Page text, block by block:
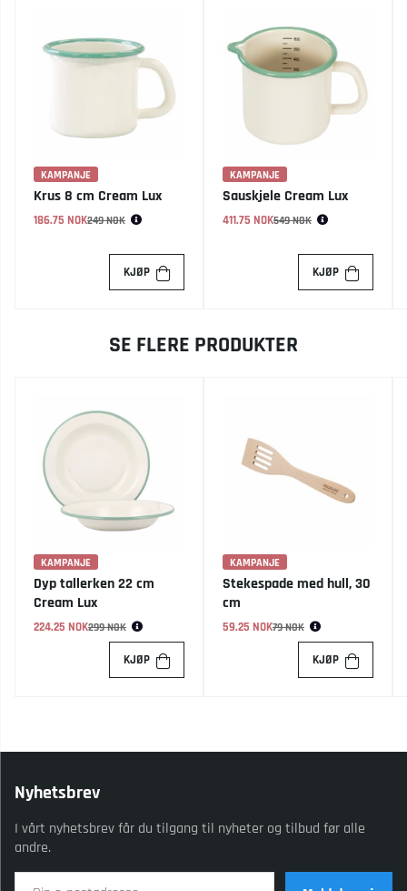
KAMPANJE
Krus 8 cm Cream Lux
186.75 NOK
Vanlig pris:249 NOK
KJØP
KAMPANJE
Sauskjele Cream Lux
411.75 NOK
Vanlig pris:549 NOK
KJØP
SE FLERE PRODUKTER
KAMPANJE
Dyp tallerken 22 cm
Cream Lux
224.25 NOK
Vanlig pris:299 NOK
KJØP
KAMPANJE
Stekespade med hull, 30
cm
59.25 NOK
Vanlig pris:79 NOK
KJØP
Nyhetsbrev
I vårt nyhetsbrev får du tilgang til nyheter og tilbud før alle
andre.